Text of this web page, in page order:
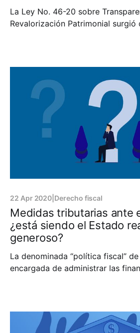
La Ley No. 46-20 sobre
Revalorización Patrimonial surgió
imprescindible para la
Lavado de Activos y
que permitieran obtener
los contribuyentes. De entrada,
22 Apr 2020 Derecho fiscal
Medidas tributarias ante
¿está siendo el Estado
generoso?
La denominada “política fiscal”
encargada de administrar las
decir, los ingresos, los gastos y
sector público, a través de la
fiscal determina cuánto se